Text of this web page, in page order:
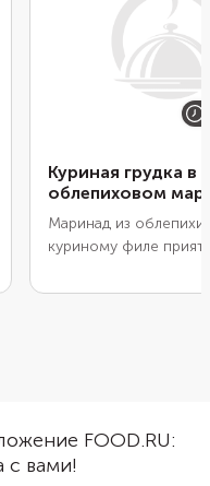
Куриная грудка в
облепиховом
Маринад из облепихи
куриному филе
Во время запекания
подойдут карри,
паприка.
запеките его до
FOOD.RU:
с вами!